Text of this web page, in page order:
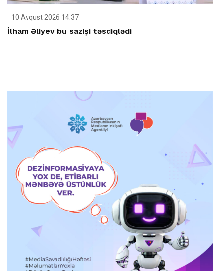
10 Avqust 2026 14:37
İlham Əliyev bu sazişi təsdiqlədi